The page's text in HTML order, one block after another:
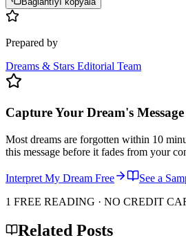
Prepared by
Dreams & Stars Editorial Team
Capture Your Dream's Message
Most dreams are forgotten within 10
this message before it fades from your
Interpret My Dream Free
See a
1 FREE READING · NO CREDIT
Related Posts